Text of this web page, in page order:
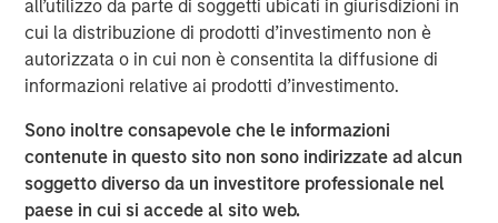
all’utilizzo da parte di soggetti ubicati in giurisdizioni in
cui la distribuzione di prodotti d’investimento non è
autorizzata o in cui non è consentita la diffusione di
informazioni relative ai prodotti d’investimento.
Sono inoltre consapevole che le informazioni
contenute in questo sito non sono indirizzate ad alcun
soggetto diverso da un investitore professionale nel
paese in cui si accede al sito web.
Listen here
The only podcast for institutional investors and asset managers
of private capital around the world. Our conversations with
industry thought-leaders covers the economy, capital markets,
as well as private equity and private credit.